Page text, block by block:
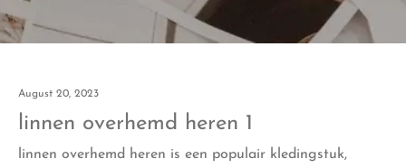
August 20, 2023
linnen overhemd heren 1
linnen overhemd heren is een populair kledingstuk,